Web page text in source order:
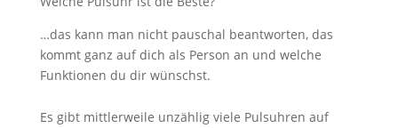
…das kann man nicht pauschal beantworten, das
kommt ganz auf dich als Person an und welche
Funktionen du dir wünschst.
Es gibt mittlerweile unzählig viele Pulsuhren auf